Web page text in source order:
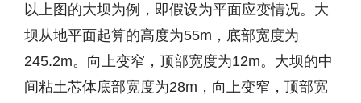
以上图的大坝为例，即假设为平面应变情况。大
坝从地平面起算的高度为55m，底部宽度为
245.2m。向上变窄，顶部宽度为12m。大坝的中
间粘土芯体底部宽度为28m，向上变窄，顶部宽